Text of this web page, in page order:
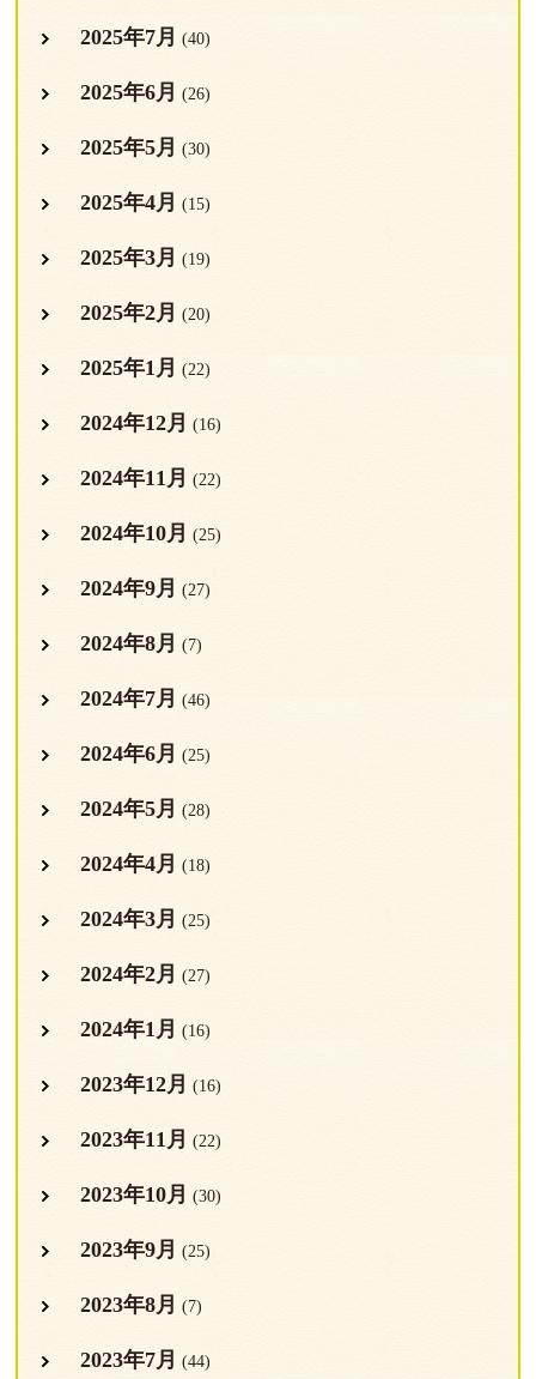
2025年7月 (40)
2025年6月 (26)
2025年5月 (30)
2025年4月 (15)
2025年3月 (19)
2025年2月 (20)
2025年1月 (22)
2024年12月 (16)
2024年11月 (22)
2024年10月 (25)
2024年9月 (27)
2024年8月 (7)
2024年7月 (46)
2024年6月 (25)
2024年5月 (28)
2024年4月 (18)
2024年3月 (25)
2024年2月 (27)
2024年1月 (16)
2023年12月 (16)
2023年11月 (22)
2023年10月 (30)
2023年9月 (25)
2023年8月 (7)
2023年7月 (44)